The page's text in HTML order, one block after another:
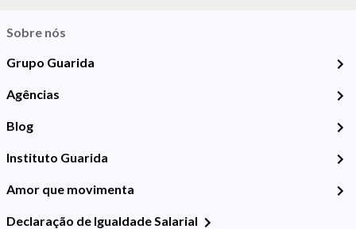
Sobre nós
Grupo Guarida
Agências
Blog
Instituto Guarida
Amor que movimenta
Declaração de Igualdade Salarial